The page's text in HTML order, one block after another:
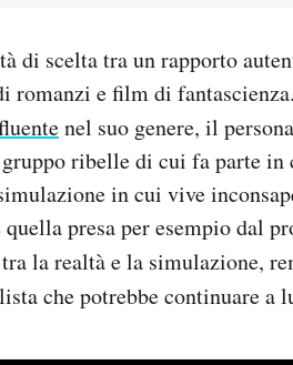
di scelta tra un rapporto
e film di
nel suo genere, il
ribelle di cui fa parte in
in cui vive
quella presa per esempio dal
la realtà e la simulazione,
che potrebbe continuare a